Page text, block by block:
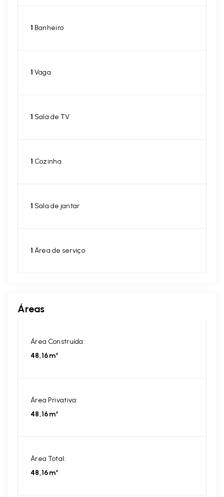
1 Banheiro
1 Vaga
1 Sala de TV
1 Cozinha
1 Sala de jantar
1 Área de serviço
Áreas
Área Construída:
48,16m²
Área Privativa:
48,16m²
Área Total:
48,16m²